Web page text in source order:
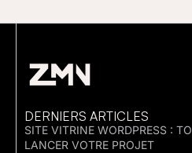
DERNIERS ARTICLES
SITE VITRINE WORDPRESS :
LANCER VOTRE PROJET